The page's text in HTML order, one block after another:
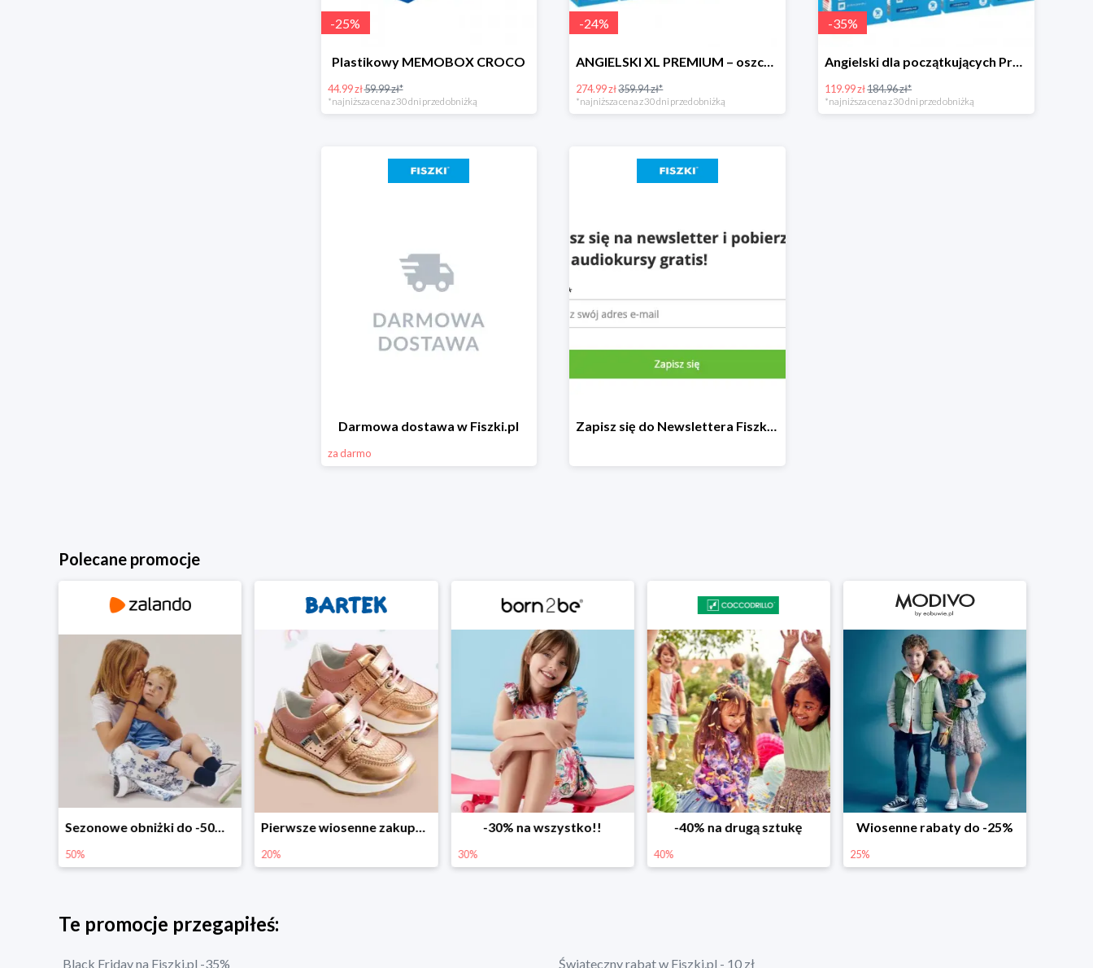
-25%
Plastikowy MEMOBOX CROCO
44.99 zł59.99 zł*
*najniższa cena z 30 dni przed obniżką
-24%
ANGIELSKI XL PREMIUM – oszczędzasz 85 zł!
274.99 zł359.94 zł*
*najniższa cena z 30 dni przed obniżką
-35%
Angielski dla początkujących Premium 65zł taniej
119.99 zł184.96 zł*
*najniższa cena z 30 dni przed obniżką
Darmowa dostawa w Fiszki.pl
za darmo
Zapisz się do Newslettera Fiszki.pl i odbierz darmowe audiokursy
Polecane promocje
Pierwsze wiosenne zakupy -20%
20%
-30% na wszystko!!
30%
-40% na drugą sztukę
40%
Wiosenne rabaty do -25%
25%
Dodatkowe -25% na wiosenne nowości
25%
Te promocje przegapiłeś:
Black Friday na Fiszki.pl -35% Świąteczny rabat w Fiszki.pl - 10 zł